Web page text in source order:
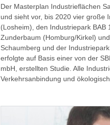
Der Masterplan Industrieflächen
und sieht vor, bis 2020 vier große
(Losheim), den Industriepark BAB
Zunderbaum (Homburg/Kirkel)
Schaumberg und der
erfolgte auf Basis einer von der
mbH, erstellten Studie. Alle
Verkehrsanbindung und